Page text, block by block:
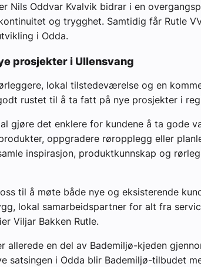
Nils Oddvar Kvalvik bidrar i en
og trygghet. Samtidig får Rutle
i Odda.
prosjekter i Ullensvang
lokal tilstedeværelse og en
rustet til å ta fatt på nye prosjekter i
gjøre det enklere for kundene å ta gode
oppgradere røropplegg eller
inspirasjon, produktkunnskap og
til å møte både nye og eksisterende
lokal samarbeidspartner for alt fra
Viljar Bakken Rutle.
allerede en del av Bademiljø-kjeden
satsingen i Odda blir Bademiljø-tilbudet